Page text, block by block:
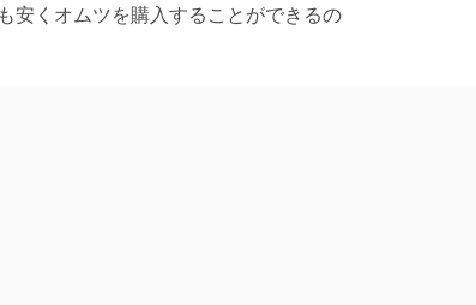
安くオムツを購入することができるの